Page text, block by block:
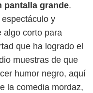
pantalla grande.
y
algo corto para
que ha logrado el
muestras de que
humor negro, aquí
la comedia mordaz,